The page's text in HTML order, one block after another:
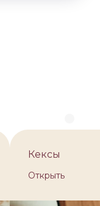
Кексы
Открыть